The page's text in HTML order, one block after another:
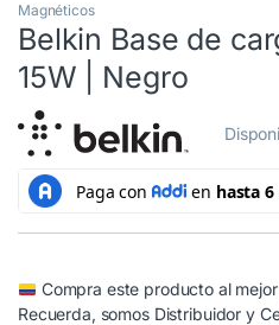
Magnéticos
Belkin Base de
15W | Negro
Compra este producto al
Recuerda, somos Distribuidor y